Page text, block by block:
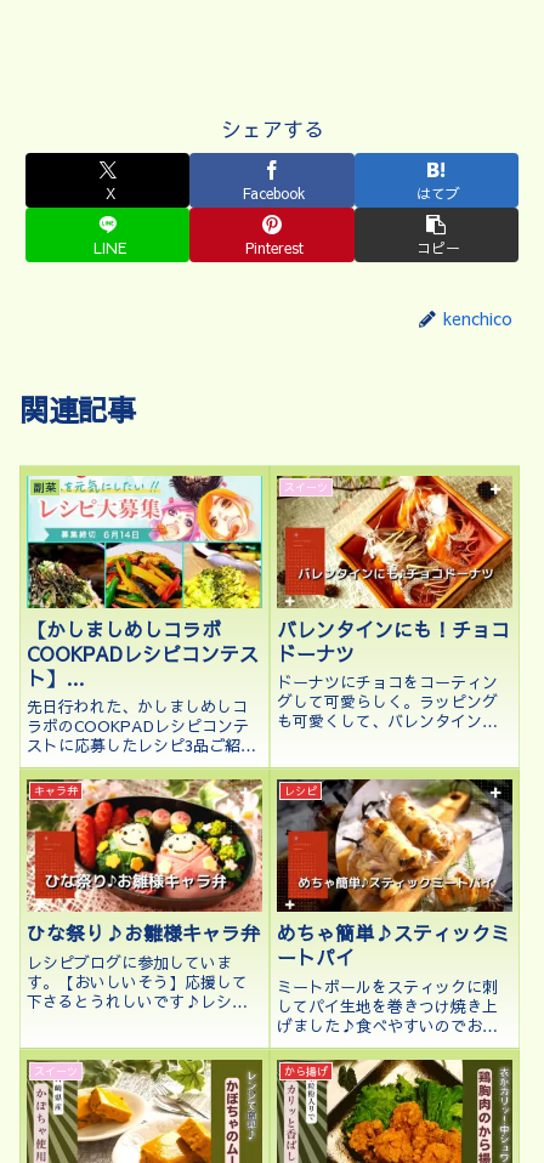
シェアする
X Facebook はてブ
LINE Pinterest コピー
kenchico
関連記事
副菜
【かしましめしコラボ
COOKPADレシピコンテス
ト】
出品レシピ報告！
先日行われた、かしましめしコ
ラボのCOOKPADレシピコンテ
ストに応募したレシピ3品ご紹介
します。食材の栄養や作り方詳
細も記載しております。
スイーツ
バレンタインにも！チョコ
ドーナツ
ドーナツにチョコをコーティン
グして可愛らしく。ラッピング
も可愛くして、バレンタインや
キャラ弁
ひな祭り♪お雛様キャラ弁
レシピブログに参加していま
す。【おいしいそう】応援して
下さるとうれしいです♪レシピ
♪こんにちは、kenchicoです♪
今日は3月3日、ひな祭りの日で
すね。本日はひな祭りに因んで
お雛様キ...
レシピ
めちゃ簡単♪スティックミ
ートパイ
ミートボールをスティックに刺
してパイ生地を巻きつけ焼き上
げました♪食べやすいのでお出
かけのお弁当にも良いですよ♪
スイーツ から揚げ